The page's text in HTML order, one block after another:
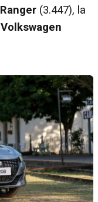
Ranger (3.447), la
Volkswagen